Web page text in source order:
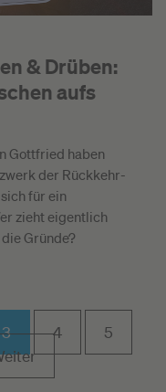
& Drüben:
aufs
Gottfried haben
der Rückkehr-
für ein
zieht eigentlich
Gründe?
3 4
5